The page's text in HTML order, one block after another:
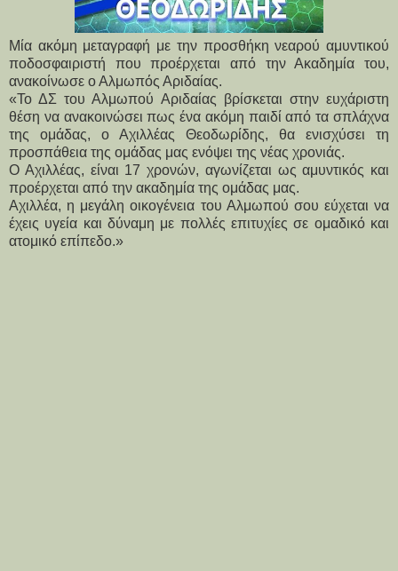
Μία ακόμη μεταγραφή με την προσθήκη νεαρού αμυντικού
ποδοσφαιριστή που προέρχεται από την Ακαδημία του,
ανακοίνωσε ο Αλμωπός Αριδαίας.
«Το ΔΣ του Αλμωπού Αριδαίας βρίσκεται στην ευχάριστη
θέση να ανακοινώσει πως ένα ακόμη παιδί από τα σπλάχνα
της ομάδας, ο Αχιλλέας Θεοδωρίδης, θα ενισχύσει τη
προσπάθεια της ομάδας μας ενόψει της νέας χρονιάς.
Ο Αχιλλέας, είναι 17 χρονών, αγωνίζεται ως αμυντικός και
προέρχεται από την ακαδημία της ομάδας μας.
Αχιλλέα, η μεγάλη οικογένεια του Αλμωπού σου εύχεται να
έχεις υγεία και δύναμη με πολλές επιτυχίες σε ομαδικό και
ατομικό επίπεδο.»